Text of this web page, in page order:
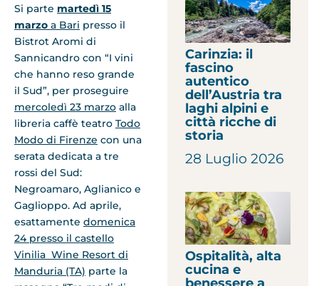
Si parte martedì 15
marzo a Bari presso il
Bistrot Aromi di
Sannicandro con “I vini
che hanno reso grande
il Sud”, per proseguire
mercoledì 23 marzo alla
libreria caffè teatro Todo
Modo di Firenze con una
serata dedicata a tre
rossi del Sud:
Negroamaro, Aglianico e
Gaglioppo. Ad aprile,
esattamente domenica
24 presso il castello
Vinilia Wine Resort di
Manduria (TA) parte la
Carinzia: il
fascino
autentico
dell’Austria tra
laghi alpini e
città ricche di
storia
28 Luglio 2026
Ospitalità, alta
cucina e
benessere a